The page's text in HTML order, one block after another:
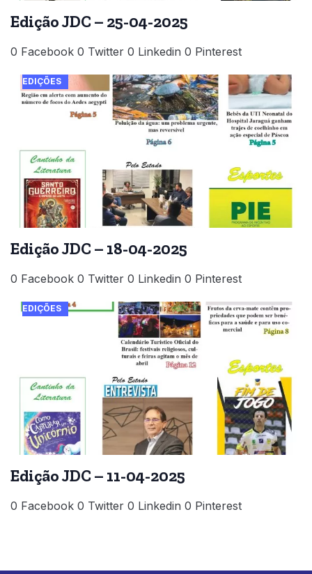
Edição JDC – 25-04-2025
0 Facebook 0 Twitter 0 Linkedin 0 Pinterest
EDIÇÕES
Edição JDC – 18-04-2025
0 Facebook 0 Twitter 0 Linkedin 0 Pinterest
EDIÇÕES
Edição JDC – 11-04-2025
0 Facebook 0 Twitter 0 Linkedin 0 Pinterest